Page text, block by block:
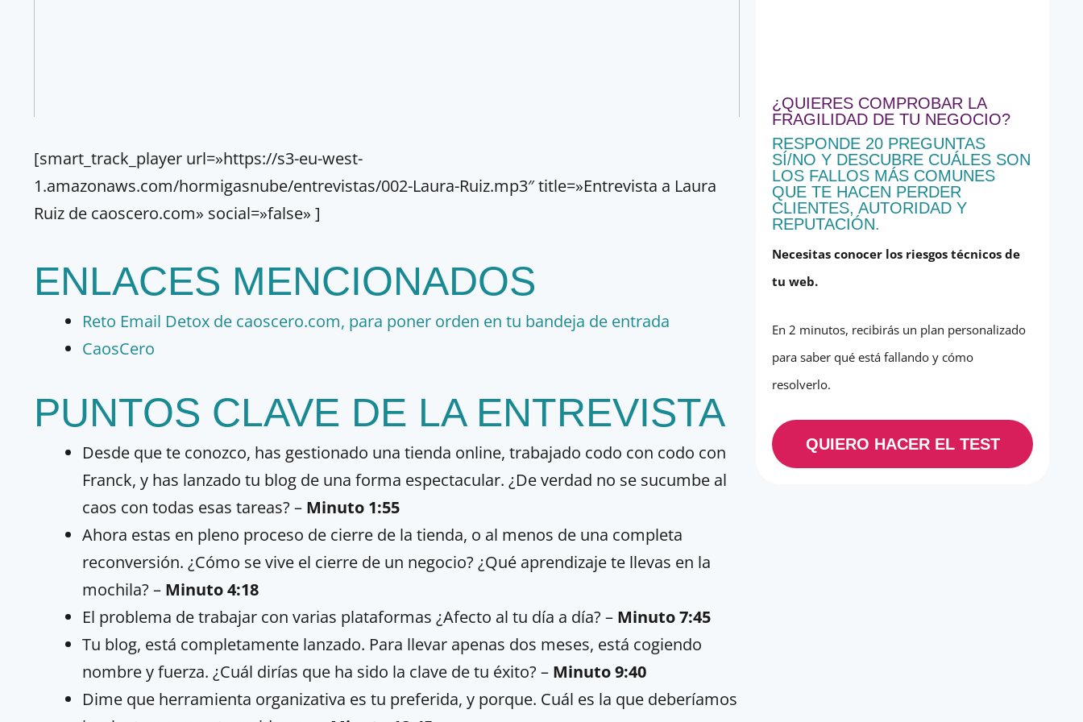
[smart_track_player url=»https://s3-eu-west-
1.amazonaws.com/hormigasnube/entrevistas/002-Laura-Ruiz.mp3″ title=»Entrevista a Laura
Ruiz de caoscero.com» social=»false» ]
ENLACES MENCIONADOS
Reto Email Detox de caoscero.com, para poner orden en tu bandeja de entrada
CaosCero
PUNTOS CLAVE DE LA ENTREVISTA
Desde que te conozco, has gestionado una tienda online, trabajado codo con codo con
Franck, y has lanzado tu blog de una forma espectacular. ¿De verdad no se sucumbe al
caos con todas esas tareas? – Minuto 1:55
Ahora estas en pleno proceso de cierre de la tienda, o al menos de una completa
reconversión. ¿Cómo se vive el cierre de un negocio? ¿Qué aprendizaje te llevas en la
mochila? – Minuto 4:18
El problema de trabajar con varias plataformas ¿Afecto al tu día a día? – Minuto 7:45
Tu blog, está completamente lanzado. Para llevar apenas dos meses, está cogiendo
nombre y fuerza. ¿Cuál dirías que ha sido la clave de tu éxito? – Minuto 9:40
Dime que herramienta organizativa es tu preferida, y porque. Cuál es la que deberíamos
¿QUIERES COMPROBAR LA
FRAGILIDAD DE TU NEGOCIO?
RESPONDE 20 PREGUNTAS
SÍ/NO Y DESCUBRE CUÁLES SON
LOS FALLOS MÁS COMUNES
QUE TE HACEN PERDER
CLIENTES, AUTORIDAD Y
REPUTACIÓN.
Necesitas conocer los riesgos técnicos de
tu web.
En 2 minutos, recibirás un plan personalizado
para saber qué está fallando y cómo
resolverlo.
QUIERO HACER EL TEST